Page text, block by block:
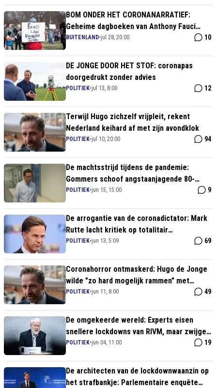
BOM ONDER HET CORONANARRATIEF:
Geheime dagboeken van Anthony Fauci
uitgelekt - hij wist al in 2020 dat de
BUITENLAND•jul 28, 20:00 10
DE JONGE DOOR HET STOF: coronapas
doorgedrukt zonder advies
POLITIEK•jul 13, 8:00 12
Terwijl Hugo zichzelf vrijpleit, rekent
Nederland keihard af met zijn avondklok
POLITIEK•jul 10, 20:00 94
De machtsstrijd tijdens de pandemie:
Gommers schoof angstaanjagende 80-
plusgrens naar voren voor ic-bedden
POLITIEK•jun 15, 15:00 9
De arrogantie van de coronadictator: Mark
Rutte lacht kritiek op totalitair
coronabeleid weg bij enquêtecommissie
POLITIEK•jun 13, 5:09 69
Coronahorror ontmaskerd: Hugo de Jonge
wilde "zo hard mogelijk rammen" met
lockdowns
POLITIEK•jun 11, 8:00 49
De omgekeerde wereld: Experts eisen
snellere lockdowns van RIVM, maar zwijgen
over dictatoriale coronamaatregelen
POLITIEK•jun 04, 11:00 19
De architecten van de lockdownwaanzin op
het strafbankje: Parlementaire enquête